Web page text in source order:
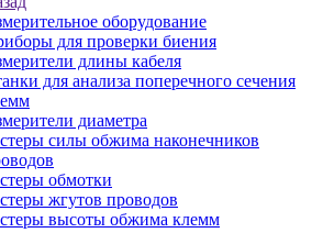
оборудование
для проверки биения
длины кабеля
для анализа поперечного сечения
диаметра
силы обжима наконечников
обмотки
жгутов проводов
высоты обжима клемм